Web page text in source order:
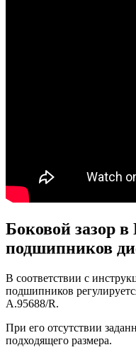
Боковой зазор
подшипников
В соответствии с
подшипников
А.95688/R.
При его отсутствии
подходящего размера.